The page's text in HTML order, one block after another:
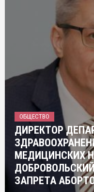
ОБЩЕСТВО
ДИРЕКТОР
МЕДИЦИНСКИХ
ЗАПРЕТА